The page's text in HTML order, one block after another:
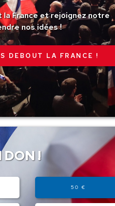
la France et rejoignez notre
nos idées !
DEBOUT LA FRANCE !
DON !
50 €